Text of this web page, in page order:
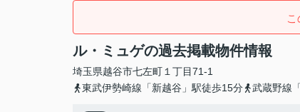
ル・ミュゲの過去掲載物件情報
埼玉県越谷市七左町 １丁目71-1
東武伊勢崎線「新越谷」駅徒歩15分
武蔵野線